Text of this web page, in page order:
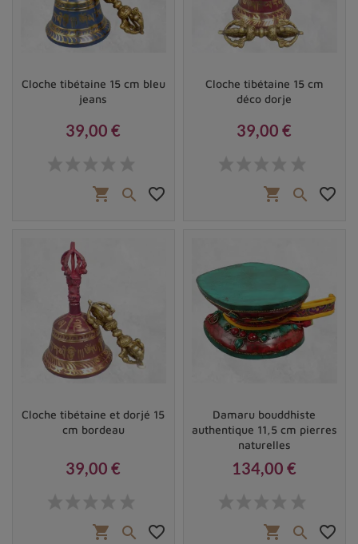
Cloche tibétaine 15 cm bleu
jeans
39,00 €
shopping_cart  favorite_border
Cloche tibétaine 15 cm
déco dorje
39,00 €
shopping_cart  favorite_border
Cloche tibétaine et dorjé 15
cm bordeau
39,00 €
shopping_cart  favorite_border
Damaru bouddhiste
authentique 11,5 cm pierres
naturelles
134,00 €
shopping_cart  favorite_border